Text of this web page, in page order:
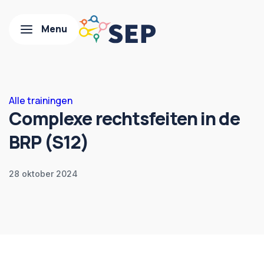
Alle trainingen
Complexe rechtsfeiten in de
BRP (S12)
28 oktober 2024